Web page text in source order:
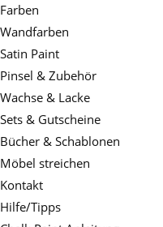
Farben
Wandfarben
Satin Paint
Pinsel & Zubehör
Wachse & Lacke
Sets & Gutscheine
Bücher & Schablonen
Möbel streichen
Kontakt
Hilfe/Tipps